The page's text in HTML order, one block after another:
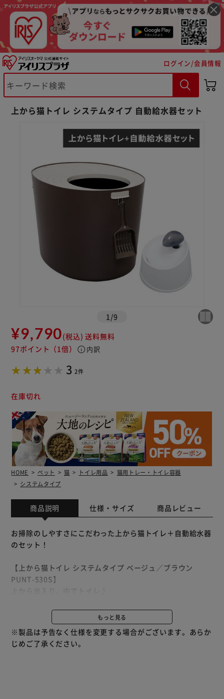
ログイン/会員情報
上から猫トイレ システムタイプ 自動給水器セット
1 /9
¥9,790(税込) 送料無料
97ポイント （1倍） info 内訳
3 2件
在庫切れ
HOME ペット 猫 トイレ用品
猫用トレー・トイレ容器
システムタイプ
商品説明 仕様・サイズ 商品レビュー
お掃除のしやすさにこだわった上から猫トイレ＋自動給水器
のセット！
【上から猫トイレ システムタイプ ベージュ／ブラウン
PUNT-530S】
シンプルな構造と大きさはそのままに、システムタイプが登
場！
■においの広がりを抑えるフタ
もっと見る
※製品は予告なく仕様を変更する場合がございます。あらか
じめご了承ください。
※ご確認ください
カートに入れる 購入手続きへ